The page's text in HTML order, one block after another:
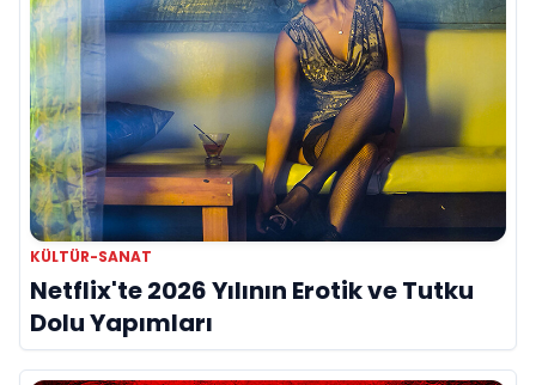
KÜLTÜR-SANAT
Netflix'te 2026 Yılının Erotik ve Tutku
Dolu Yapımları